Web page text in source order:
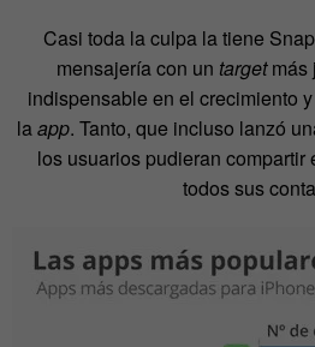
Casi toda la culpa la tiene
mensajería con un targetmás
indispensable en el crecimiento
laapp. Tanto, que incluso lanzó
los usuarios pudieran compartir
todos sus